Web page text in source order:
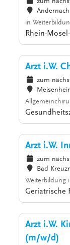
zum
Andernach
in
Rhein-
Arzt i.W.
zum
Arzt i.W.
zum
Bad
Weiterbildung
Geriatrische
Arzt i.W.
(m/w/d)